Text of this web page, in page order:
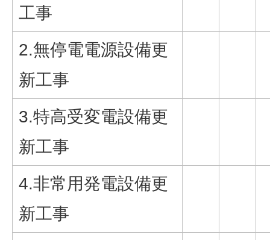
工事
2.無停電電源設備更
新工事
3.特高受変電設備更
新工事
4.非常用発電設備更
新工事